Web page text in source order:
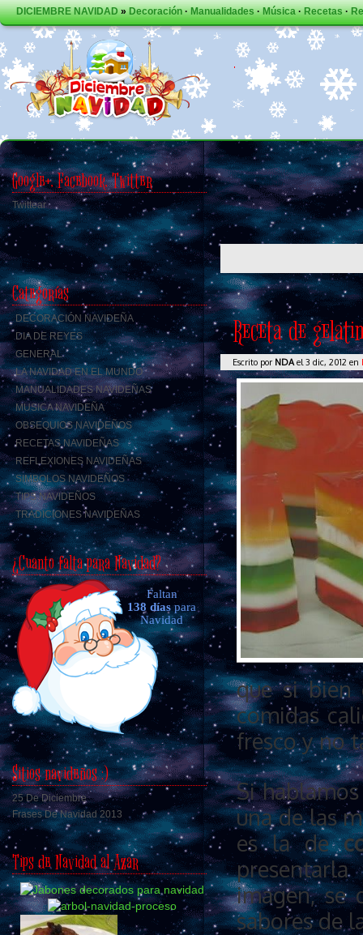
DICIEMBRE NAVIDAD»Decoración·Manualidades·Música·Recetas·
Receta de
Escrito por NDAel 3 dic, 2012 en
que si bien
comidas
fresco y no
Si
una de las
es la de
imagen, se
sabores de
Google+, Facebook, Twitter
Twittear
Categorías
DECORACIÓN NAVIDEÑA
DIA DE REYES
GENERAL
LA NAVIDAD EN EL MUNDO
MANUALIDADES NAVIDEÑAS
MUSICA NAVIDEÑA
OBSEQUIOS NAVIDEÑOS
RECETAS NAVIDEÑAS
REFLEXIONES NAVIDEÑAS
SIMBOLOS NAVIDEÑOS
TIPS NAVIDEÑOS
TRADICIONES NAVIDEÑAS
¿Cuanto falta para Navidad?
Faltan
138 díaspara
Navidad
Sitios navideños :)
25 De Diciembre
Frases De Navidad 2013
Tips de Navidad al Azar